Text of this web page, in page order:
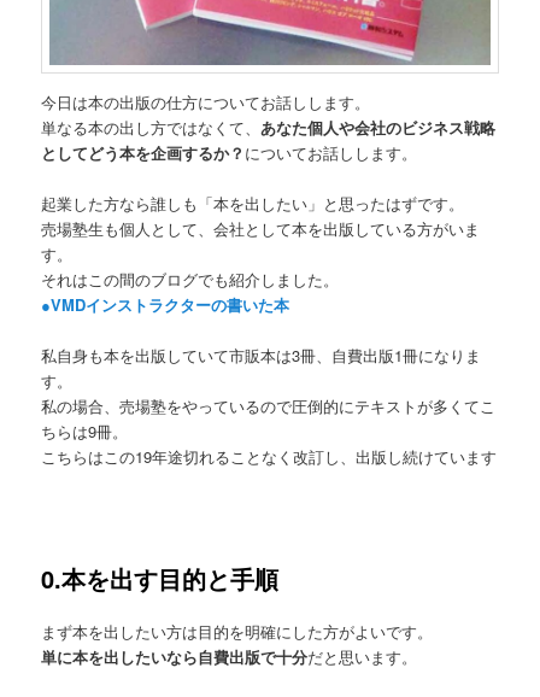
今日は本の出版の仕方についてお話しします。
単なる本の出し方ではなくて、あなた個人や会社のビジネス戦略
としてどう本を企画するか？ についてお話しします。
起業した方なら誰しも「本を出したい」と思ったはずです。
売場塾生も個人として、会社として本を出版している方がいま
す。
それはこの間のブログでも紹介しました。
●VMDインストラクターの書いた本
私自身も本を出版していて市販本は3冊、自費出版1冊になりま
す。
私の場合、売場塾をやっているので圧倒的にテキストが多くてこ
ちらは9冊。
こちらはこの19年途切れることなく改訂し、出版し続けています
0.本を出す目的と手順
まず本を出したい方は目的を明確にした方がよいです。
単に本を出したいなら自費出版で十分だと思います。